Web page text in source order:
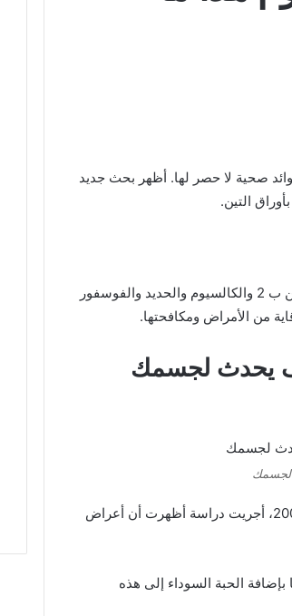
صحية لا حصر لها. أظهر بحث جديد
التين.
يحتوي عصير أوراق التين على كميات عالية من فيتامين أ وفيتامين ب 1 وفيتامين ب 2 والكالسيوم والحديد والفوسفور
من الأمراض ومكافحتها.
أهم فوائد أوراق التين هي المساعدة في الوقاية من مرض السكري. في عام 2006، أجريت دراسة أظهرت أن أعراض
بإضافة الحبة السوداء إلى هذه